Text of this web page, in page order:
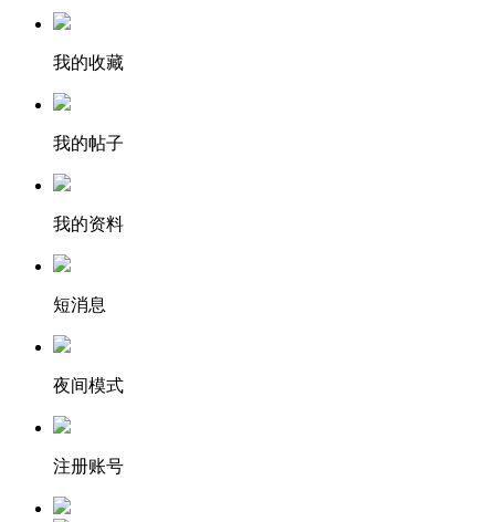
我的收藏
我的帖子
我的资料
短消息
夜间模式
注册账号